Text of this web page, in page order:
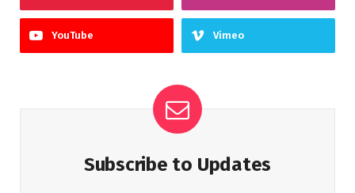
YouTube Vimeo
Subscribe to Updates